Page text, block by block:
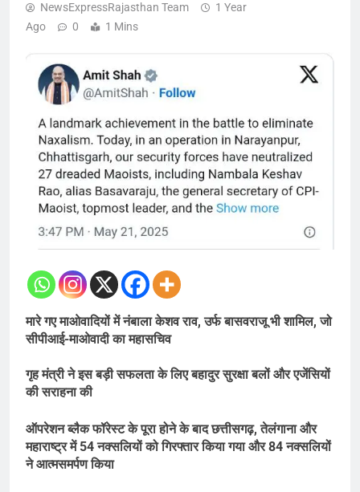
NewsExpressRajasthan Team
1 Year
Ago
0 1 Mins
मारे गए माओवादियों में नंबाला केशव राव, उर्फ बासवराजू भी शामिल, जो
सीपीआई-माओवादी का महासचिव
गृह मंत्री ने इस बड़ी सफलता के लिए बहादुर सुरक्षा बलों और एजेंसियों
की सराहना की
ऑपरेशन ब्लैक फॉरेस्ट के पूरा होने के बाद छत्तीसगढ़, तेलंगाना और
महाराष्ट्र में 54 नक्सलियों को गिरफ्तार किया गया और 84 नक्सलियों
ने आत्मसमर्पण किया